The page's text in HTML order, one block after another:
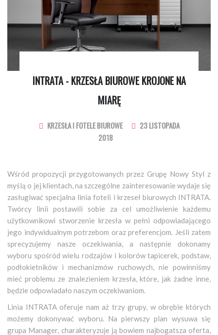
INTRATA - KRZESŁA BIUROWE KROJONE NA
MIARĘ
KRZESŁA I FOTELE BIUROWE
23 LISTOPADA
2018
Wśród propozycji przygotowanych przez Grupę Nowy Styl z
myślą o jej klientach, na szczególne zainteresowanie wydaje się
zasługiwać specjalna linia foteli i krzeseł biurowych INTRATA.
Twórcy linii postawili sobie za cel umożliwienie każdemu
użytkownikowi stworzenie krzesła w pełni odpowiadającego
jego indywidualnym potrzebom oraz preferencjom. Jeśli zatem
sprecyzujemy nasze oczekiwania, a następnie dokonamy
wyboru spośród wielu rodzajów i kolorów tapicerek, podstaw,
podłokietników i mechanizmów ruchowych, nie powinniśmy
mieć problemu ze znalezieniem krzesła, które, jak żadne inne,
będzie odpowiadało naszym oczekiwaniom.
Linia INTRATA oferuje nam aż trzy grupy, w obrębie których
możemy dokonywać wyboru. Na pierwszy plan wysuwa się
grupa Manager, charakteryzuje ją bowiem najbogatsza oferta,